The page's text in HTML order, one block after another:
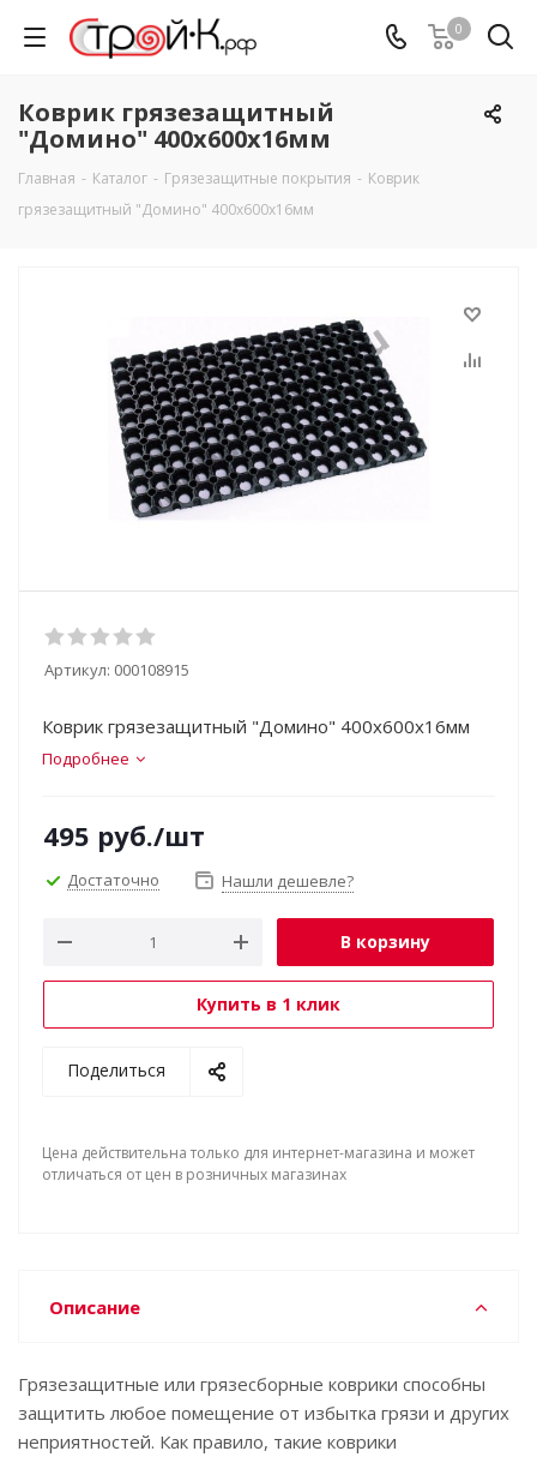
0
Коврик грязезащитный
"Домино" 400х600х16мм
Главная - Каталог - Грязезащитные покрытия - Коврик
грязезащитный "Домино" 400х600х16мм
Артикул: 000108915
Коврик грязезащитный "Домино" 400х600х16мм
Подробнее
495 руб./шт
Достаточно Нашли дешевле?
В корзину
Купить в 1 клик
Поделиться
Цена действительна только для интернет-магазина и может
отличаться от цен в розничных магазинах
Описание
Грязезащитные или грязесборные коврики способны
защитить любое помещение от избытка грязи и других
неприятностей. Как правило, такие коврики